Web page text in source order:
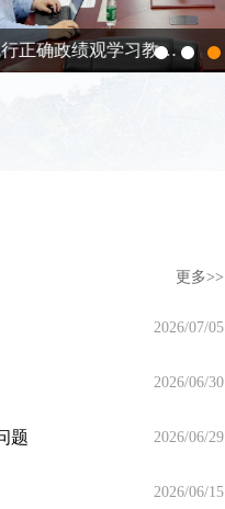
更多>>
2026/07/05
2026/06/30
题 2026/06/29
2026/06/15